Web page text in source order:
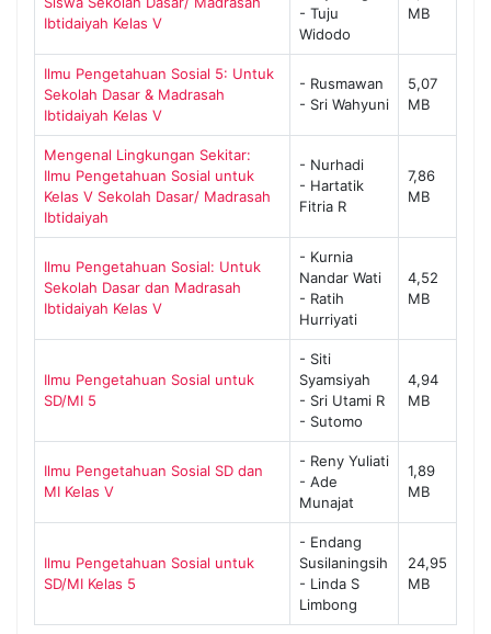
Ibtidaiyah Kelas V
- Tuju
Widodo
MB
Ilmu Pengetahuan Sosial 5: Untuk
Sekolah Dasar & Madrasah
Ibtidaiyah Kelas V
- Rusmawan
- Sri Wahyuni
5,07
MB
Mengenal Lingkungan Sekitar:
Ilmu Pengetahuan Sosial untuk
Kelas V Sekolah Dasar/ Madrasah
Ibtidaiyah
- Nurhadi
- Hartatik
Fitria R
7,86
MB
Ilmu Pengetahuan Sosial: Untuk
Sekolah Dasar dan Madrasah
Ibtidaiyah Kelas V
- Kurnia
Nandar Wati
- Ratih
Hurriyati
4,52
MB
Ilmu Pengetahuan Sosial untuk
SD/MI 5
- Siti
Syamsiyah
- Sri Utami R
- Sutomo
4,94
MB
Ilmu Pengetahuan Sosial SD dan
MI Kelas V
- Reny Yuliati
- Ade
Munajat
1,89
MB
Ilmu Pengetahuan Sosial untuk
SD/MI Kelas 5
- Endang
Susilaningsih
- Linda S
Limbong
24,95
MB